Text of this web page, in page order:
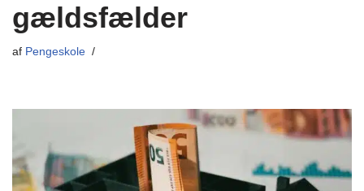
gældsfælder
af Pengeskole